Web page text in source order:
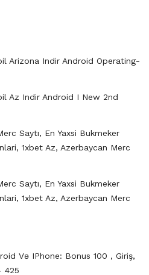
Arizona Indir Android Operating-
Az Indir Android I New 2nd
Saytı, En Yaxsi Bukmeker
1xbet Az, Azerbaycan Merc
Saytı, En Yaxsi Bukmeker
1xbet Az, Azerbaycan Merc
Və IPhone: Bonus 100 , Giriş,
425